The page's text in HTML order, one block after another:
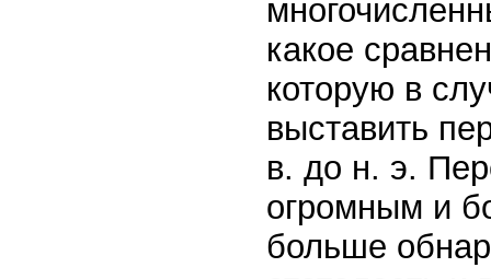
какое
которую в
выставить
в. до н. э.
огромным и
больше